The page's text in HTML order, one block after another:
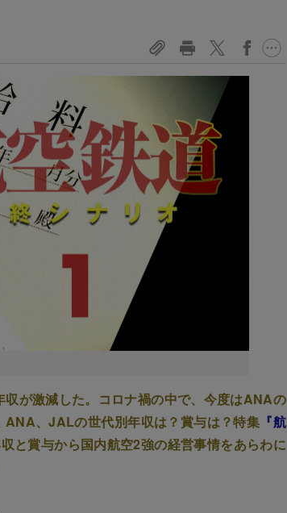
が激減した。コロナ禍の中で、今度はANAの
、JALの世代別年収は？賞与は？特集 『航
と賞与から国内航空2強の経営事情をあらわに